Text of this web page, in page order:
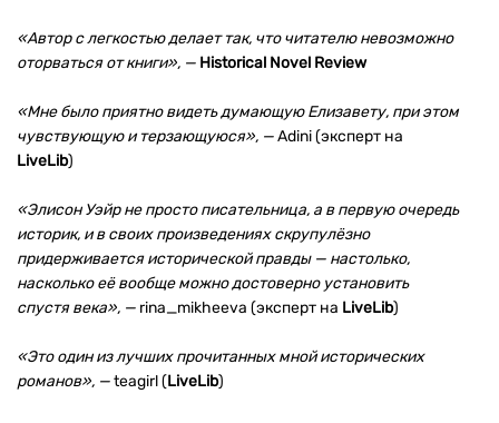
«Автор с легкостью делает так, что читателю невозможно
оторваться от книги», — Historical Novel Review
«Мне было приятно видеть думающую Елизавету, при этом
чувствующую и терзающуюся», —Adini (эксперт на
LiveLib)
«Элисон Уэйр не просто писательница, а в первую очередь
историк, и в своих произведениях скрупулёзно
придерживается исторической правды — настолько,
насколько её вообще можно достоверно установить
спустя века», — rina_mikheeva (эксперт на LiveLib)
«Это один из лучших прочитанных мной исторических
романов», —teagirl (LiveLib)